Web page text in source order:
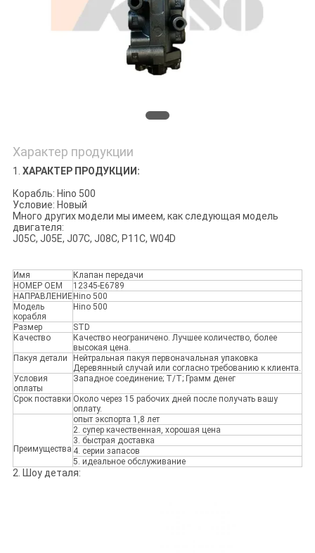
Характер продукции
1. ХАРАКТЕР ПРОДУКЦИИ:
Корабль: Hino 500
Условие: Новый
Много других модели мы имеем, как следующая модель
двигателя:
J05C, J05E, J07C, J08C, P11C, W04D
Имя
Клапан передачи
НОМЕР OEM
12345-E6789
НАПРАВЛЕНИЕ Hino 500
Модель
корабля
Hino 500
Размер
STD
Качество
Качество неограничено. Лучшее количество, более
высокая цена.
Пакуя детали
Нейтральная пакуя первоначальная упаковка
Деревянный случай или согласно требованию к клиента.
Условия
оплаты
Западное соединение; T/T; Грамм денег
Срок поставки Около через 15 рабочих дней после получать вашу
оплату.
Преимущества
опыт экспорта 1,8 лет
2. супер качественная, хорошая цена
3. быстрая доставка
4. серии запасов
5. идеальное обслуживание
2. Шоу деталя: